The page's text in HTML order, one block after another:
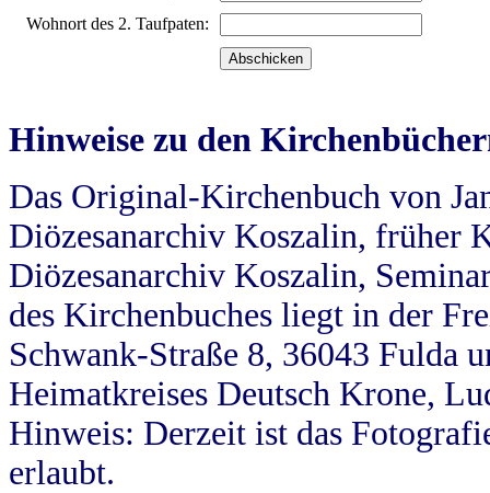
Wohnort des 2. Taufpaten:
Hinweise zu den
Das Original-Kirchenbuch von
Diözesanarchiv Koszalin, früher
Diözesanarchiv Koszalin,
des Kirchenbuches liegt in der
Schwank-Straße 8, 36043 Fulda
Heimatkreises Deutsch Krone,
Hinweis: Derzeit ist das
erlaubt.